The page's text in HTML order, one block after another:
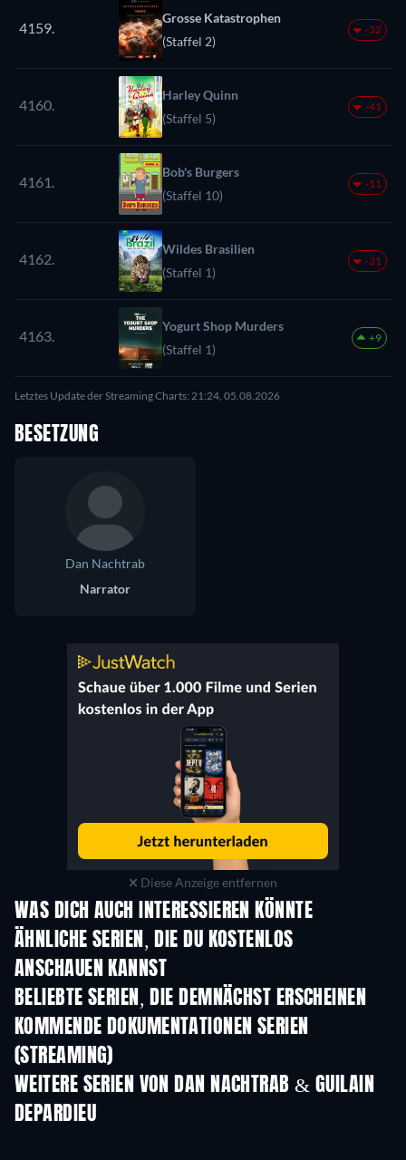
4159.
Grosse Katastrophen
(Staffel 2)
-32
4160.
Harley Quinn
(Staffel 5)
-41
4161.
Bob's Burgers
(Staffel 10)
-11
4162.
Wildes Brasilien
(Staffel 1)
-31
4163.
Yogurt Shop Murders
(Staffel 1)
+9
Letztes Update der Streaming Charts: 21:24, 05.08.2026
BESETZUNG
Dan Nachtrab
Narrator
Diese Anzeige entfernen
WAS DICH AUCH INTERESSIEREN KÖNNTE
Serie Serie
ÄHNLICHE SERIEN, DIE DU KOSTENLOS
ANSCHAUEN KANNST
BELIEBTE SERIEN, DIE DEMNÄCHST ERSCHEINEN
Serie Serie
KOMMENDE DOKUMENTATIONEN SERIEN
(STREAMING)Staffel 1
WEITERE SERIEN VON DAN NACHTRAB & GUILAIN
DEPARDIEU